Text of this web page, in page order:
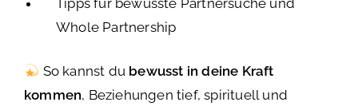
Whole Partnership
So kannst du bewusst in deine Kraft
kommen, Beziehungen tief, spirituell und